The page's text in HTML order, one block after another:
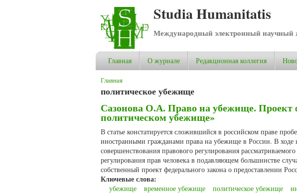
Studia Humanitatis
Международный электронный научный
Главная О журнале Редакционная коллегия
Вы здесь
Главная
политическое убежище
Сазонова О.А. Право на убежище. Проект
политическом убежище»
В статье констатируется сложившийся в российском праве
иностранными гражданами права на убежище в России. В ходе
совершенствования правового регулирования
регулирования прав человека в подавляющем большинстве
собственный проект федерального закона о предоставлении
Ключевые слова:
убежище временное убежище политическое убежище